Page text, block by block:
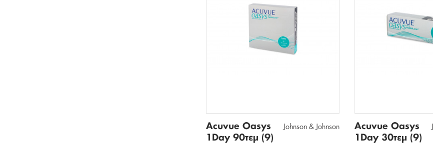
Acuvue Oasys
1Day 90τεμ (9)
Johnson & Johnson
Acuvue Oasys
1Day 30τεμ (9)